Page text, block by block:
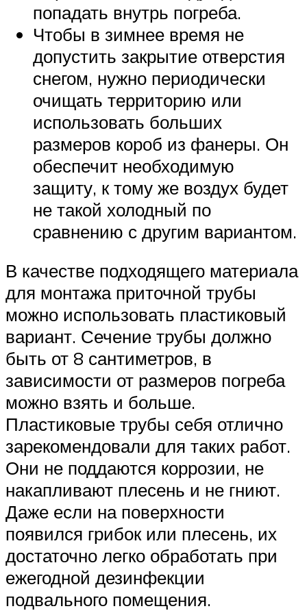
попадать внутрь погреба.
Чтобы в зимнее время не
допустить закрытие отверстия
снегом, нужно периодически
очищать территорию или
использовать больших
размеров короб из фанеры. Он
обеспечит необходимую
защиту, к тому же воздух будет
не такой холодный по
сравнению с другим вариантом.
В качестве подходящего материала
для монтажа приточной трубы
можно использовать пластиковый
вариант. Сечение трубы должно
быть от 8 сантиметров, в
зависимости от размеров погреба
можно взять и больше.
Пластиковые трубы себя отлично
зарекомендовали для таких работ.
Они не поддаются коррозии, не
накапливают плесень и не гниют.
Даже если на поверхности
появился грибок или плесень, их
достаточно легко обработать при
ежегодной дезинфекции
подвального помещения.